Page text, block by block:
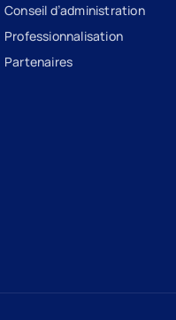
Conseil d’administration
Professionnalisation
Partenaires